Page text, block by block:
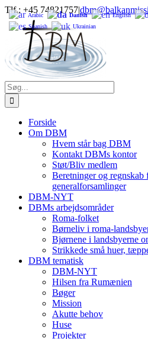
Skip
to
content
Tlf.: +45 74821757|
Søg
efter:
Forside
Om DBM
Hvem står bag DBM
Kontakt DBMs kontor
Støt/Bliv medlem
Beretninger og
generalforsamlinger
DBM-NYT
DBMs arbejdsområder
Roma-folket
Børneliv i roma-
Bjørnene i landsbyerne
Strikkede små huer,
DBM tematisk
DBM-NYT
Hilsen fra Rumænien
Bøger
Mission
Akutte behov
Huse
Projekter
Arabic Danish English
Spanish
Ukrainian